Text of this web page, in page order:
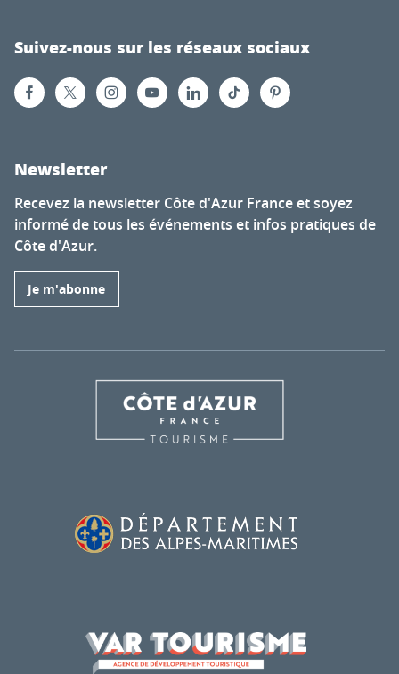
Suivez-nous sur les réseaux sociaux
Newsletter
Recevez la newsletter Côte d'Azur France et soyez
informé de tous les événements et infos pratiques de
Côte d'Azur.
Je m'abonne